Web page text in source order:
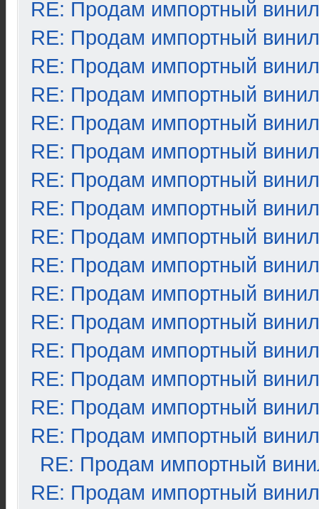
RE: Продам импортный винил
RE: Продам импортный винил
RE: Продам импортный винил
RE: Продам импортный винил
RE: Продам импортный винил
RE: Продам импортный винил
RE: Продам импортный винил
RE: Продам импортный винил
RE: Продам импортный винил
RE: Продам импортный винил
RE: Продам импортный винил
RE: Продам импортный винил
RE: Продам импортный винил
RE: Продам импортный винил
RE: Продам импортный винил
RE: Продам импортный винил
RE: Продам импортный
RE: Продам импортный винил